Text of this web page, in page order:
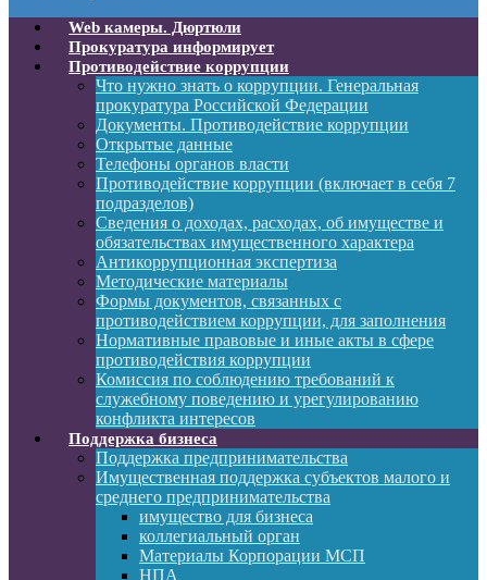
Web камеры. Дюртюли
Прокуратура информирует
Противодействие коррупции
Что нужно знать о коррупции. Генеральная
прокуратура Российской Федерации
Документы. Противодействие коррупции
Открытые данные
Телефоны органов власти
Противодействие коррупции (включает в себя 7
подразделов)
Сведения о доходах, расходах, об имуществе и
обязательствах имущественного характера
Антикоррупционная экспертиза
Методические материалы
Формы документов, связанных с
противодействием коррупции, для заполнения
Нормативные правовые и иные акты в сфере
противодействия коррупции
Комиссия по соблюдению требований к
служебному поведению и урегулированию
конфликта интересов
Поддержка бизнеса
Поддержка предпринимательства
Имущественная поддержка субъектов малого и
среднего предпринимательства
имущество для бизнеса
коллегиальный орган
Материалы Корпорации МСП
НПА